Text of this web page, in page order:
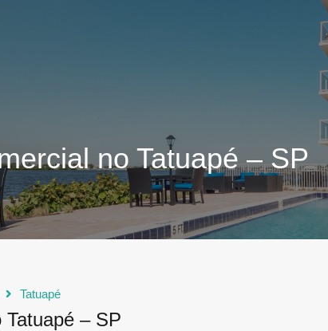
no Tatuapé – SP
Tatuapé
– SP